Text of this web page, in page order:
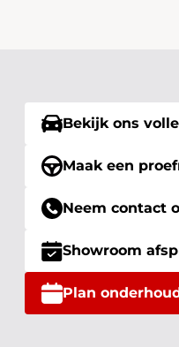
Bekijk ons
Maak een
Neem contact
Showroom
Plan